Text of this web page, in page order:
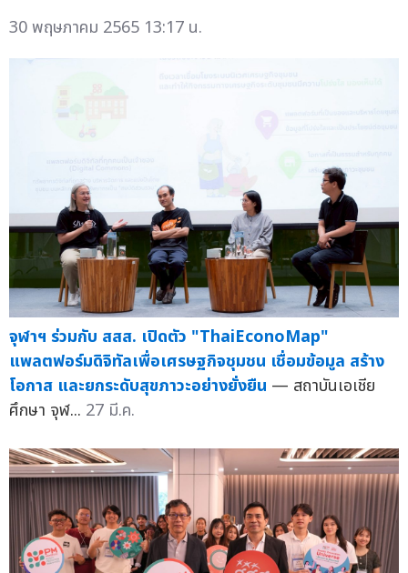
30 พฤษภาคม 2565 13:17 น.
จุฬาฯ ร่วมกับ สสส. เปิดตัว "ThaiEconoMap"
แพลตฟอร์มดิจิทัลเพื่อเศรษฐกิจชุมชน เชื่อมข้อมูล สร้าง
โอกาส และยกระดับสุขภาวะอย่างยั่งยืน — สถาบันเอเชีย
ศึกษา จุฬ... 27 มี.ค.